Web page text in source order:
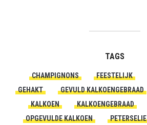
TAGS
CHAMPIGNONS FEESTELIJK
GEHAKT
GEVULD KALKOENGEBRAAD
KALKOEN
KALKOENGEBRAAD
OPGEVULDE KALKOEN
PETERSELIE